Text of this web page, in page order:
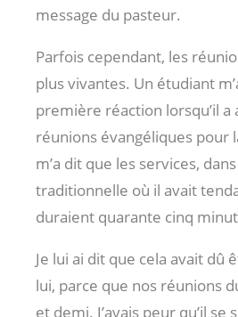
message du pasteur.
Parfois cependant, les
plus vivantes. Un étudiant
première réaction lorsqu’il a
réunions évangéliques pour
m’a dit que les services,
traditionnelle où il avait
duraient quarante cinq
Je lui ai dit que cela avait dû
lui, parce que nos réunions
et demi. J’avais peur qu’il se